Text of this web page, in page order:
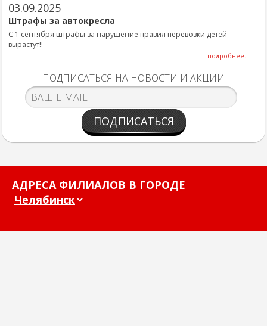
03.09.2025
Штрафы за автокресла
С 1 сентября штрафы за нарушение правил перевозки детей
вырастут!!
подробнее...
ПОДПИСАТЬСЯ НА НОВОСТИ И АКЦИИ
ПОДПИСАТЬСЯ
АДРЕСА ФИЛИАЛОВ В ГОРОДЕ